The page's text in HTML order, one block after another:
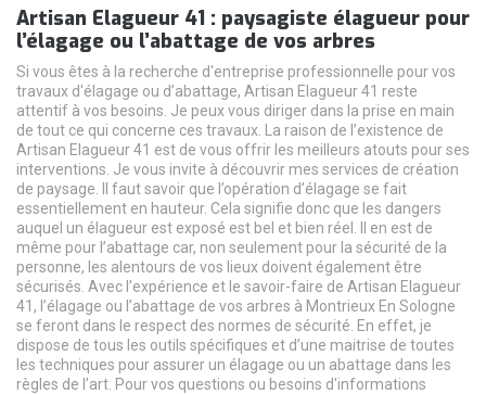
Artisan Elagueur 41 : paysagiste élagueur pour
l’élagage ou l’abattage de vos arbres
Si vous êtes à la recherche d'entreprise professionnelle pour vos
travaux d'élagage ou d’abattage, Artisan Elagueur 41 reste
attentif à vos besoins. Je peux vous diriger dans la prise en main
de tout ce qui concerne ces travaux. La raison de l’existence de
Artisan Elagueur 41 est de vous offrir les meilleurs atouts pour ses
interventions. Je vous invite à découvrir mes services de création
de paysage. Il faut savoir que l’opération d’élagage se fait
essentiellement en hauteur. Cela signifie donc que les dangers
auquel un élagueur est exposé est bel et bien réel. Il en est de
même pour l’abattage car, non seulement pour la sécurité de la
personne, les alentours de vos lieux doivent également être
sécurisés. Avec l’expérience et le savoir-faire de Artisan Elagueur
41, l’élagage ou l’abattage de vos arbres à Montrieux En Sologne
se feront dans le respect des normes de sécurité. En effet, je
dispose de tous les outils spécifiques et d’une maitrise de toutes
les techniques pour assurer un élagage ou un abattage dans les
règles de l’art. Pour vos questions ou besoins d'informations